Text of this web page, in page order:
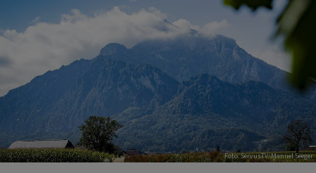
Foto: ServusTV/Manuel Seeger